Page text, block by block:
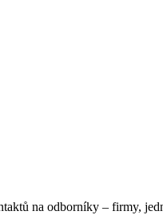
na odborníky – firmy,